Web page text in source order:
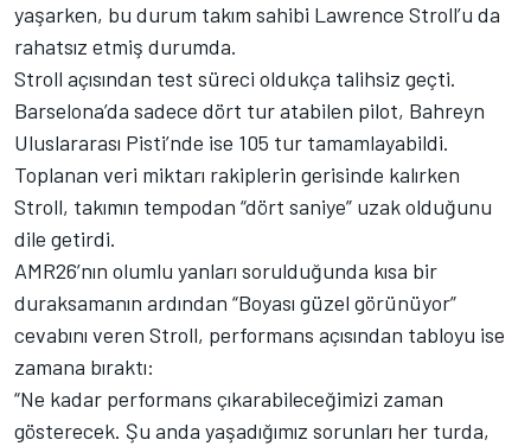
yaşarken, bu durum takım sahibi Lawrence Stroll’u da
rahatsız etmiş durumda.
Stroll açısından test süreci oldukça talihsiz geçti.
Barselona’da sadece dört tur atabilen pilot, Bahreyn
Uluslararası Pisti’nde ise 105 tur tamamlayabildi.
Toplanan veri miktarı rakiplerin gerisinde kalırken
Stroll, takımın tempodan “dört saniye” uzak olduğunu
dile getirdi.
AMR26’nın olumlu yanları sorulduğunda kısa bir
duraksamanın ardından “Boyası güzel görünüyor”
cevabını veren Stroll, performans açısından tabloyu ise
zamana bıraktı:
“Ne kadar performans çıkarabileceğimizi zaman
gösterecek. Şu anda yaşadığımız sorunları her turda,